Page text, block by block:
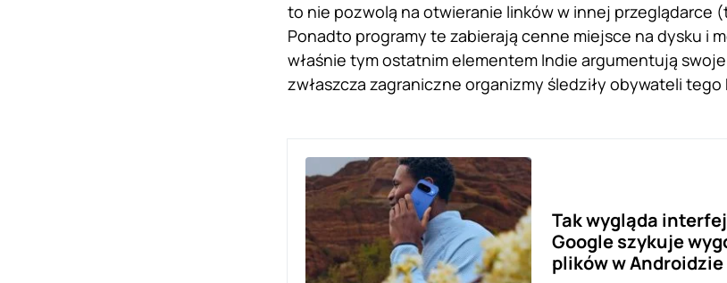
to nie pozwolą na otwieranie linków w innej przeglądarce
Ponadto programy te zabierają cenne miejsce na dysku i
właśnie tym ostatnim elementem Indie argumentują
zwłaszcza zagraniczne organizmy śledziły obywateli tego
Tak wygląda
Google szykuje
plików w Androidzie